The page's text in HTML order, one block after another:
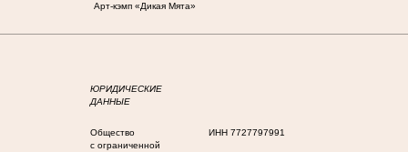
Арт-кэмп «Дикая Мята»
ЮРИДИЧЕСКИЕ
ДАННЫЕ
Общество
с ограниченной
ИНН 7727797991